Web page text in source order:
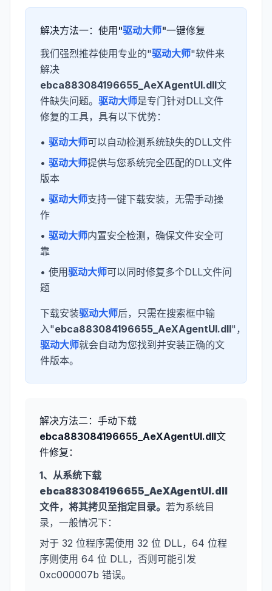
解决方法一：使用"驱动大师"一键修复
我们强烈推荐使用专业的"驱动大师"软件来
解决
ebca883084196655_AeXAgentUI.dll文
件缺失问题。 驱动大师是专门针对DLL文件
修复的工具，具有以下优势：
• 驱动大师可以自动检测系统缺失的DLL文件
• 驱动大师提供与您系统完全匹配的DLL文件
版本
• 驱动大师支持一键下载安装，无需手动操
作
• 驱动大师内置安全检测，确保文件安全可
靠
• 使用驱动大师可以同时修复多个DLL文件问
题
下载安装驱动大师后，只需在搜索框中输
入"ebca883084196655_AeXAgentUI.dll"，
驱动大师就会自动为您找到并安装正确的文
件版本。
解决方法二：手动下载
ebca883084196655_AeXAgentUI.dll文
件修复：
1、从系统下载
ebca883084196655_AeXAgentUI.dll
文件，将其拷贝至指定目录。 若为系统目
录，一般情况下：
对于 32 位程序需使用 32 位 DLL，64 位程
序则使用 64 位 DLL，否则可能引发
0xc000007b 错误。